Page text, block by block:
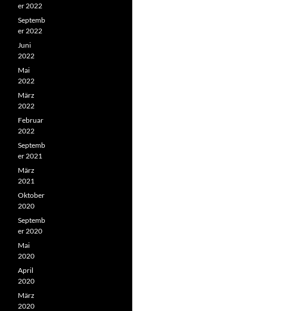
er 2022
Septemb
er 2022
Juni
2022
Mai
2022
März
2022
Februar
2022
Septemb
er 2021
März
2021
Oktober
2020
Septemb
er 2020
Mai
2020
April
2020
März
2020